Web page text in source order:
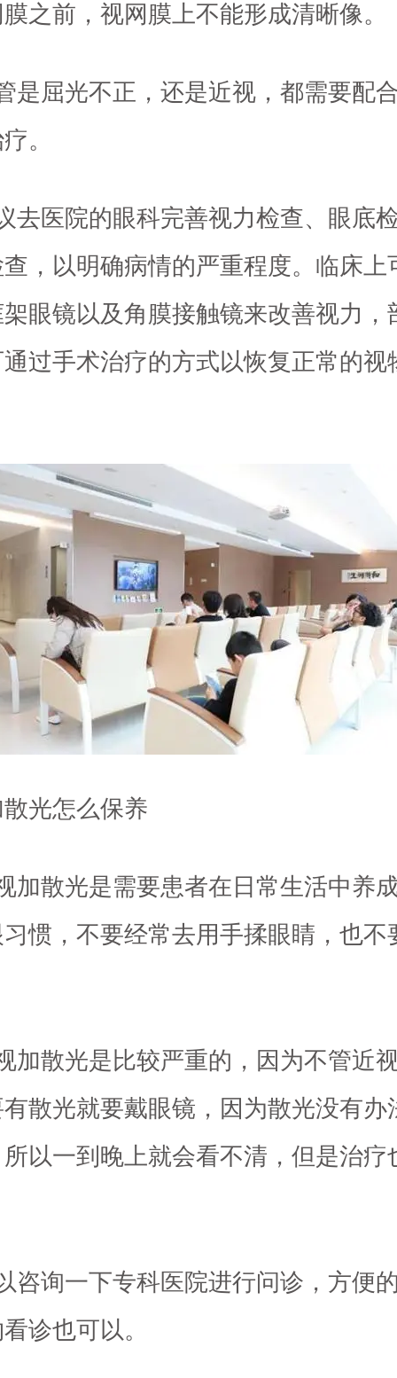
之前，视网膜上不能形成清晰像。
是屈光不正，还是近视，都需要配
。
去医院的眼科完善视力检查、眼底
，以明确病情的严重程度。临床上
眼镜以及角膜接触镜来改善视力，
过手术治疗的方式以恢复正常的视
光怎么保养
加散光是需要患者在日常生活中养
惯，不要经常去用手揉眼睛，也不
加散光是比较严重的，因为不管近
散光就要戴眼镜，因为散光没有办
以一到晚上就会看不清，但是治疗
咨询一下专科医院进行问诊，方便
诊也可以。